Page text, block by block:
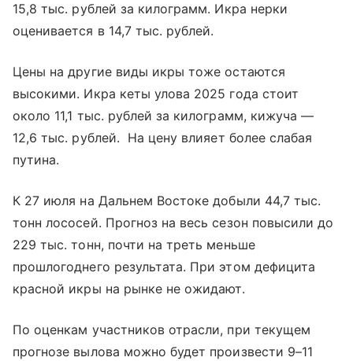
15,8 тыс. рублей за килограмм. Икра нерки
оценивается в 14,7 тыс. рублей.
Цены на другие виды икры тоже остаются
высокими. Икра кеты улова 2025 года стоит
около 11,1 тыс. рублей за килограмм, кижуча —
12,6 тыс. рублей. На цену влияет более слабая
путина.
К 27 июля на Дальнем Востоке добыли 44,7 тыс.
тонн лососей. Прогноз на весь сезон повысили до
229 тыс. тонн, почти на треть меньше
прошлогоднего результата. При этом дефицита
красной икры на рынке не ожидают.
По оценкам участников отрасли, при текущем
прогнозе вылова можно будет произвести 9–11